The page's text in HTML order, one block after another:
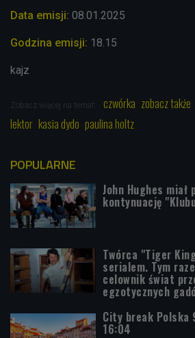
Data emisji: 08.01 .2025
Godzina emisji: 18.15
kajz
Zobacz więcej na temat: czwórka zobacz także
lektor kasia dydo paulina holtz
POPULARNE
John Hughes miał
kontynuację
Twórca "Tiger
serialem. Tym
celownik świat
egzotycznych
City break Polska
16:04